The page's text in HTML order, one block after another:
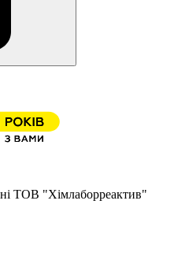
ТОВ "Хімлаборреактив"